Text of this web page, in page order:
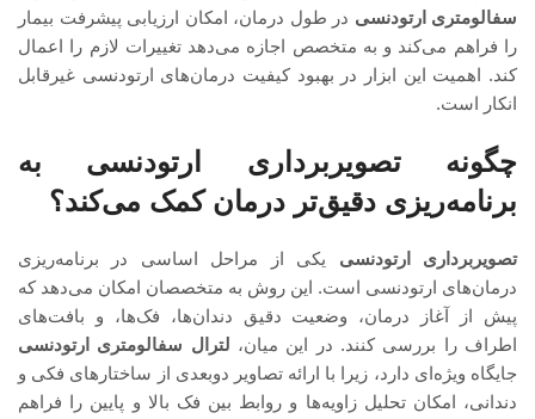
سفالومتری ارتودنسی در طول درمان، امکان ارزیابی پیشرفت بیمار
را فراهم می‌کند و به متخصص اجازه می‌دهد تغییرات لازم را اعمال
کند. اهمیت این ابزار در بهبود کیفیت درمان‌های ارتودنسی غیرقابل
انکار است.
چگونه تصویربرداری ارتودنسی به
برنامه‌ریزی دقیق‌تر درمان کمک می‌کند؟
تصویربرداری ارتودنسی یکی از مراحل اساسی در برنامه‌ریزی
درمان‌های ارتودنسی است. این روش به متخصصان امکان می‌دهد که
پیش از آغاز درمان، وضعیت دقیق دندان‌ها، فک‌ها، و بافت‌های
اطراف را بررسی کنند. در این میان، لترال سفالومتری ارتودنسی
جایگاه ویژه‌ای دارد، زیرا با ارائه تصاویر دوبعدی از ساختارهای فکی و
دندانی، امکان تحلیل زاویه‌ها و روابط بین فک بالا و پایین را فراهم